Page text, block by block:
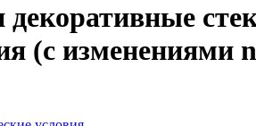
(с изменениями